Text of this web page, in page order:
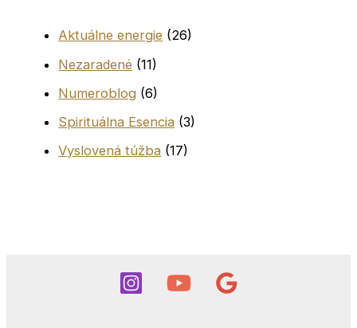
Aktuálne energie (26)
Nezaradené (11)
Numeroblog (6)
Spirituálna Esencia (3)
Vyslovená túžba (17)